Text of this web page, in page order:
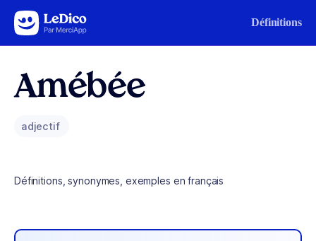
Aller au contenu Définitions
Amébée
adjectif
Définitions, synonymes, exemples en français